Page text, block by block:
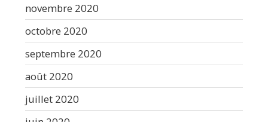
novembre 2020
octobre 2020
septembre 2020
août 2020
juillet 2020